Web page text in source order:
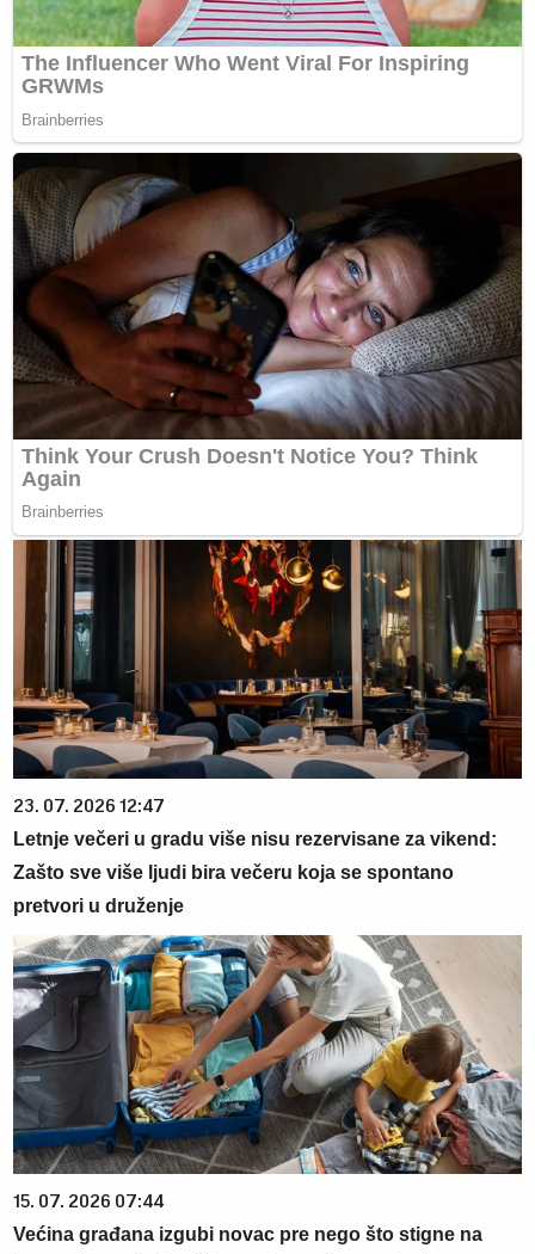
23. 07. 2026 12:47
Letnje večeri u gradu više nisu rezervisane za vikend:
Zašto sve više ljudi bira večeru koja se spontano
pretvori u druženje
15. 07. 2026 07:44
Većina građana izgubi novac pre nego što stigne na